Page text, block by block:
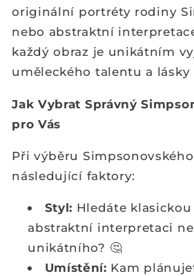
originální portréty rodiny
nebo abstraktní
každý obraz je unikátním
uměleckého talentu a lásky
Jak Vybrat Správný
pro Vás
Při výběru
následující faktory:
Styl: Hledáte
abstraktní interpretaci
unikátního? 🤔
Umístění: Kam